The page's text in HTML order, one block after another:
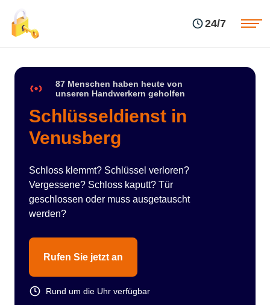
24/7
87 Menschen haben heute von
unseren Handwerkern geholfen
Schlüsseldienst in
Venusberg
Schloss klemmt? Schlüssel verloren?
Vergessene? Schloss kaputt? Tür
geschlossen oder muss ausgetauscht
werden?
Rufen Sie jetzt an
Rund um die Uhr verfügbar